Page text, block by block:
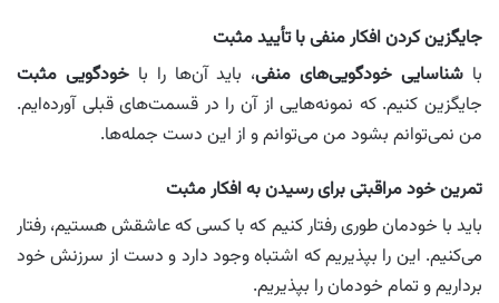
جایگزین کردن افکار منفی با تأیید مثبت
با شناسایی خودگویی‌های منفی، باید آن‌ها را باخودگویی مثبت
جایگزین کنیم. که نمونه‌هایی از آن را در قسمت‌های قبلی آورده‌ایم.
من نمی‌توانم بشود من می‌توانم و از این دست جمله‌ها.
تمرین خود مراقبتی برای رسیدن به افکار مثبت
باید با خودمان طوری رفتار کنیم که با کسی که عاشقش هستیم، رفتار
می‌کنیم. این را بپذیریم که اشتباه وجود دارد و دست از سرزنش خود
برداریم و تمام خودمان را بپذیریم.